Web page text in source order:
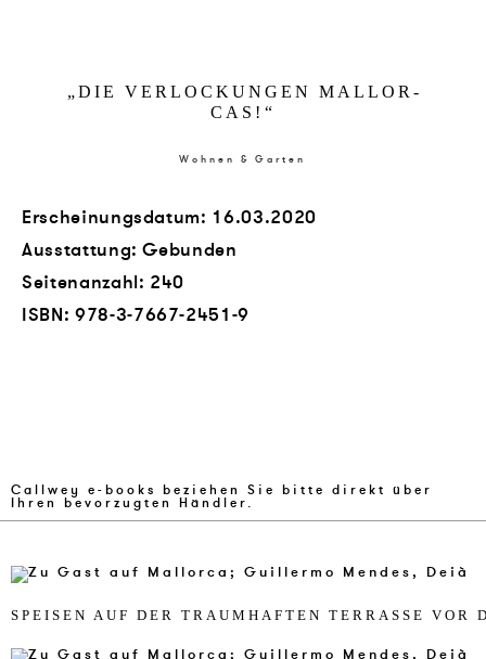
„DIE VER­LO­CKUN­GEN MALLOR­
CAS! “
Wohnen & Garten
Erscheinungsdatum: 16.03.2020
Ausstattung: Gebunden
Seitenanzahl: 240
ISBN: 978-3-7667-2451-9
Callwey e-books beziehen Sie bitte direkt über
Ihren bevorzugten Händler.
SPEI­SEN AUF DER TRAUM­HAF­TEN TER­RASSE VOR